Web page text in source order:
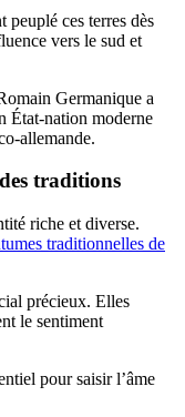
peuplé ces terres dès
vers le sud et
Germanique a
État-nation moderne
allemande.
traditions
riche et diverse.
traditionnelles de
précieux. Elles
le sentiment
pour saisir l’âme